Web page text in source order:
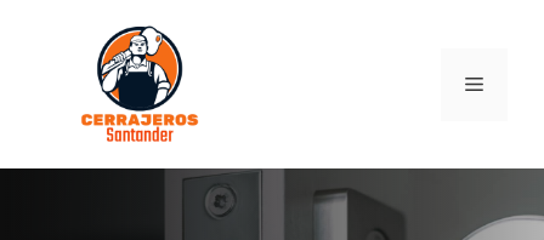
contenido
MENÚ